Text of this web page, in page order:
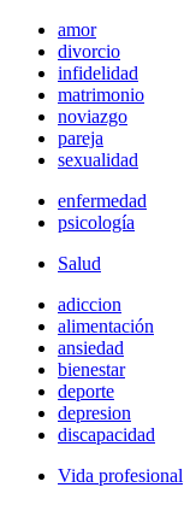
amor
divorcio
infidelidad
matrimonio
noviazgo
pareja
sexualidad
enfermedad
psicología
Salud
adiccion
alimentación
ansiedad
bienestar
deporte
depresion
discapacidad
Vida profesional